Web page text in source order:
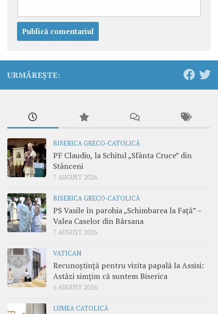
URMĂREȘTE:
BISERICA GRECO-CATOLICĂ
PF Claudiu, la Schitul „Sfânta Cruce” din
Stânceni
7 AUGUST 2026
BISERICA GRECO-CATOLICĂ
PS Vasile în parohia „Schimbarea la Față” –
Valea Caselor din Bârsana
7 AUGUST 2026
VATICAN
Recunoștință pentru vizita papală la Assisi:
Astăzi simțim că suntem Biserica
6 AUGUST 2026
LUMEA CATOLICĂ